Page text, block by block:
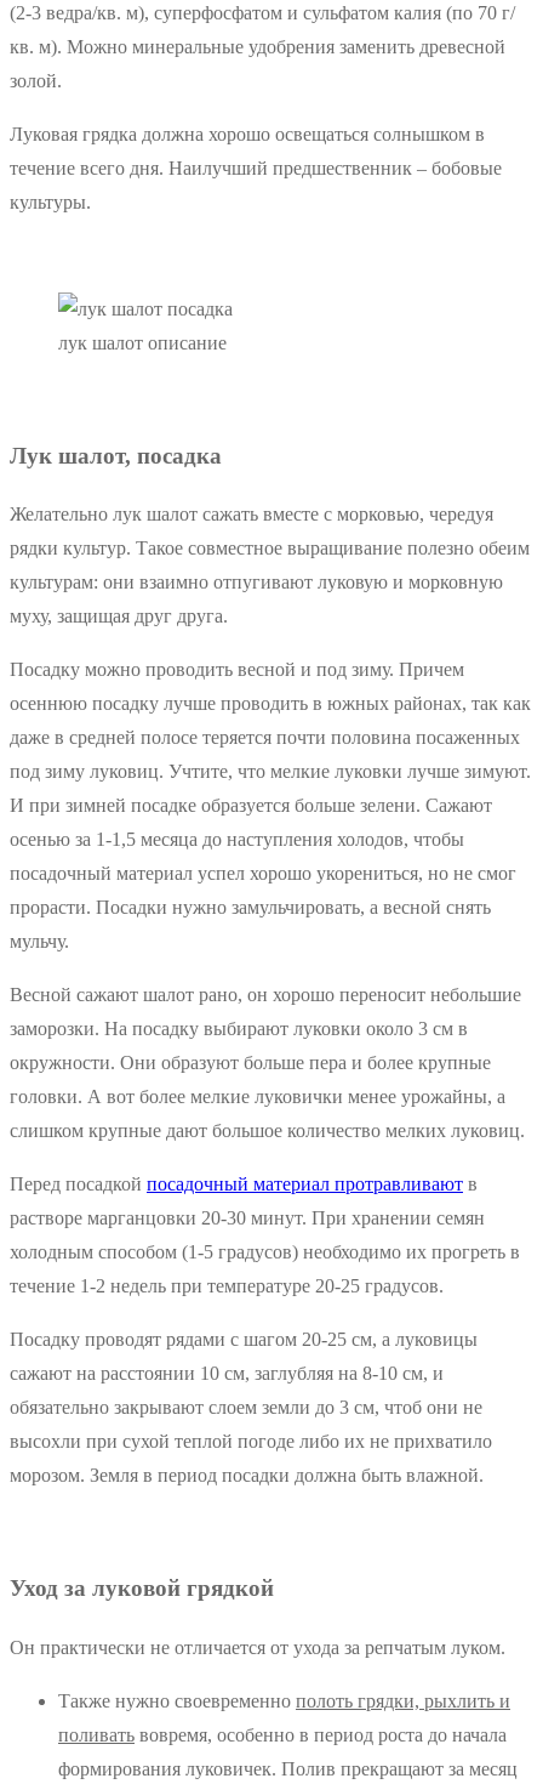
(2-3 ведра/кв. м), суперфосфатом и сульфатом калия (по 70 г/
кв. м). Можно минеральные удобрения заменить древесной
золой.
Луковая грядка должна хорошо освещаться солнышком в
течение всего дня. Наилучший предшественник – бобовые
культуры.
лук шалот описание
Лук шалот, посадка
Желательно лук шалот сажать вместе с морковью, чередуя
рядки культур. Такое совместное выращивание полезно обеим
культурам: они взаимно отпугивают луковую и морковную
муху, защищая друг друга.
Посадку можно проводить весной и под зиму. Причем
осеннюю посадку лучше проводить в южных районах, так как
даже в средней полосе теряется почти половина посаженных
под зиму луковиц. Учтите, что мелкие луковки лучше зимуют.
И при зимней посадке образуется больше зелени. Сажают
осенью за 1-1,5 месяца до наступления холодов, чтобы
посадочный материал успел хорошо укорениться, но не смог
прорасти. Посадки нужно замульчировать, а весной снять
мульчу.
Весной сажают шалот рано, он хорошо переносит небольшие
заморозки. На посадку выбирают луковки около 3 см в
окружности. Они образуют больше пера и более крупные
головки. А вот более мелкие луковички менее урожайны, а
слишком крупные дают большое количество мелких луковиц.
Перед посадкой посадочный материал протравливают в
растворе марганцовки 20-30 минут. При хранении семян
холодным способом (1-5 градусов) необходимо их прогреть в
течение 1-2 недель при температуре 20-25 градусов.
Посадку проводят рядами с шагом 20-25 см, а луковицы
сажают на расстоянии 10 см, заглубляя на 8-10 см, и
обязательно закрывают слоем земли до 3 см, чтоб они не
высохли при сухой теплой погоде либо их не прихватило
морозом. Земля в период посадки должна быть влажной.
Уход за луковой грядкой
Он практически не отличается от ухода за репчатым луком.
Также нужно своевременно полоть грядки, рыхлить и
поливать вовремя, особенно в период роста до начала
формирования луковичек. Полив прекращают за месяц